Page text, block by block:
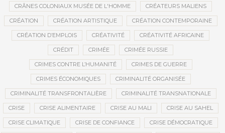
CRÂNES COLONIAUX MUSÉE DE L'HOMME CRÉATEURS MALIENS
CRÉATION CRÉATION ARTISTIQUE CRÉATION CONTEMPORAINE
CRÉATION D’EMPLOIS CRÉATIVITÉ CRÉATIVITÉ AFRICAINE
CRÉDIT CRIMÉE CRIMÉE RUSSIE
CRIMES CONTRE L’HUMANITÉ CRIMES DE GUERRE
CRIMES ÉCONOMIQUES CRIMINALITÉ ORGANISÉE
CRIMINALITÉ TRANSFRONTALIÈRE CRIMINALITÉ TRANSNATIONALE
CRISE CRISE ALIMENTAIRE CRISE AU MALI CRISE AU SAHEL
CRISE CLIMATIQUE CRISE DE CONFIANCE CRISE DÉMOCRATIQUE